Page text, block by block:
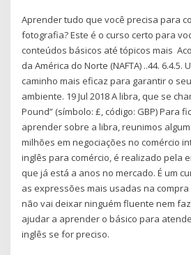
Aprender tudo que você precisa para
fotografia? Este é o curso certo para
conteúdos básicos até tópicos mais
da América do Norte (NAFTA) ..44. 6.4.5.
caminho mais eficaz para garantir o
ambiente. 19 Jul 2018 A libra, que se
Pound” (símbolo: £, código: GBP) Para
aprender sobre a libra, reunimos
milhões em negociações no comércio
inglês para comércio, é realizado pela
que já está a anos no mercado. É um
as expressões mais usadas na
não vai deixar ninguém fluente nem
ajudar a aprender o básico para
inglês se for preciso.